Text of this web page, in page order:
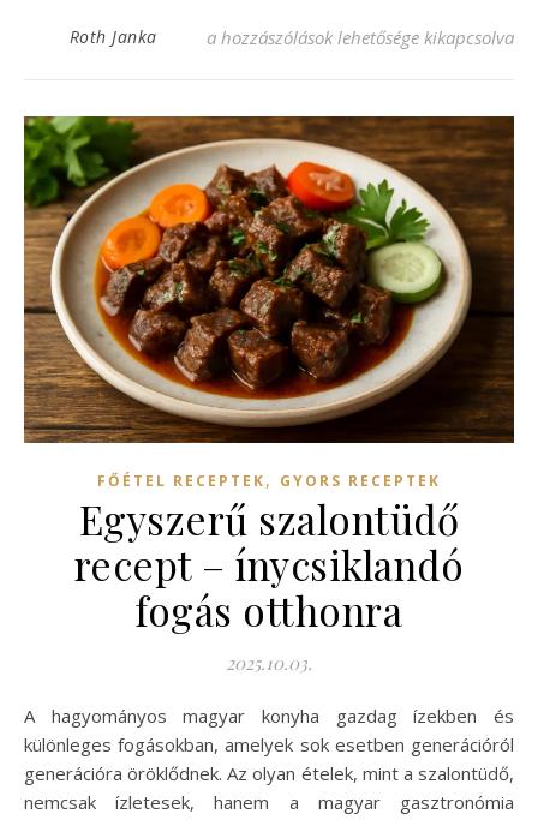
Roth Janka Sült galamb recept: Ínycsiklandó fogás
a hozzászólások lehetősége kikapcsolva
FŐÉTEL RECEPTEK, GYORS RECEPTEK
Egyszerű szalontüdő
recept – ínycsiklandó
fogás otthonra
2025.10.03.
A hagyományos magyar konyha gazdag ízekben és
különleges fogásokban, amelyek sok esetben generációról
generációra öröklődnek. Az olyan ételek, mint a szalontüdő,
nemcsak ízletesek, hanem a magyar gasztronómia